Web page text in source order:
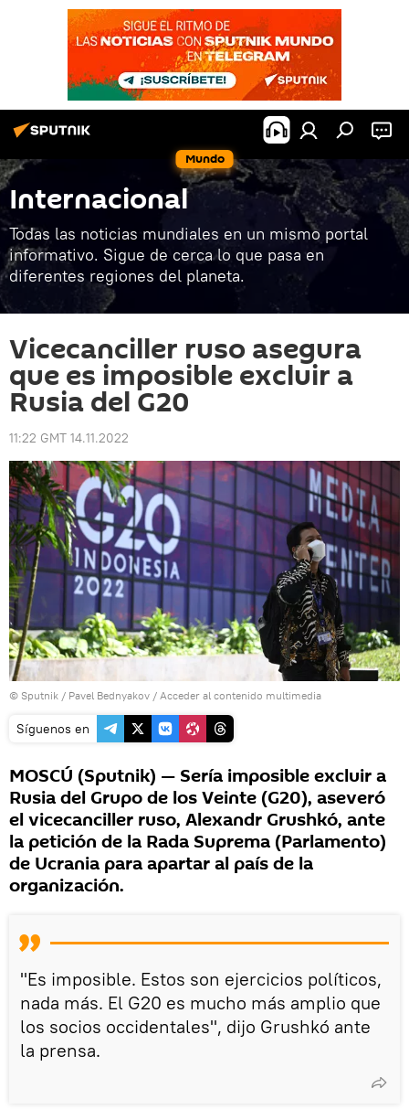
Mundo
Internacional
Todas las noticias mundiales en un mismo portal
informativo. Sigue de cerca lo que pasa en
diferentes regiones del planeta.
Vicecanciller ruso asegura
que es imposible excluir a
Rusia del G20
11:22 GMT 14.11.2022
© Sputnik / Pavel Bednyakov / Acceder al contenido multimedia
Síguenos en
MOSCÚ (Sputnik) — Sería imposible excluir a
Rusia del Grupo de los Veinte (G20), aseveró
el vicecanciller ruso, Alexandr Grushkó, ante
la petición de la Rada Suprema (Parlamento)
de Ucrania para apartar al país de la
organización.
"Es imposible. Estos son ejercicios políticos,
nada más. El G20 es mucho más amplio que
los socios occidentales", dijo Grushkó ante
la prensa.